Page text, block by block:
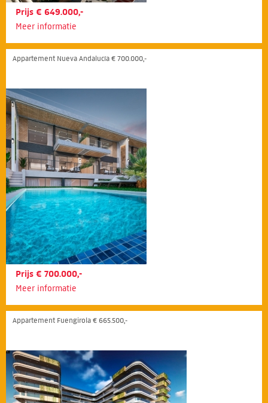
Prijs € 649.000,-
Meer informatie
Appartement Nueva Andalucía € 700.000,-
Prijs € 700.000,-
Meer informatie
Appartement Fuengirola € 665.500,-